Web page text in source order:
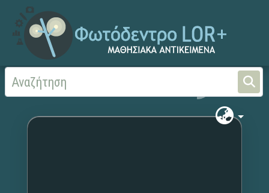
Αρχική Χωρίς τίτλο